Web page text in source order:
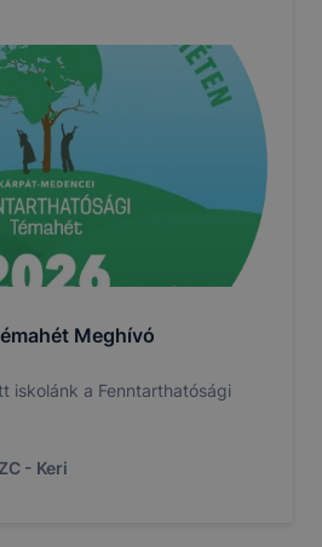
Meghívó
iskolánk a Fenntarthatósági
- Keri